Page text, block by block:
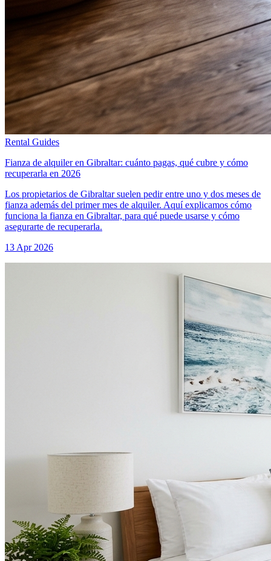
Rental Guides
Fianza de alquiler en Gibraltar: cuánto pagas, qué cubre y cómo
recuperarla en 2026
Los propietarios de Gibraltar suelen pedir entre uno y dos meses de
fianza además del primer mes de alquiler. Aquí explicamos cómo
funciona la fianza en Gibraltar, para qué puede usarse y cómo
asegurarte de recuperarla.
13 Apr 2026